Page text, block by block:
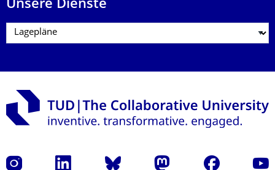
Unsere Dienste
Instagram LinkedIn Bluesky Mastodon Facebook